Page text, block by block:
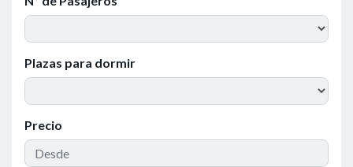
Plazas para dormir
Precio